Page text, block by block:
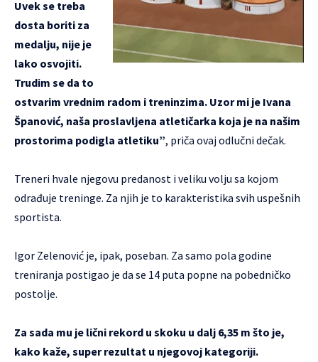
Uvek se treba
dosta boriti za
medalju, nije je
lako osvojiti.
Trudim se da to
ostvarim vrednim radom i treninzima. Uzor mi je Ivana
Španović, naša proslavljena atletičarka koja je na našim
prostorima podigla atletiku”, priča ovaj odlučni dečak.
Treneri hvale njegovu predanost i veliku volju sa kojom
odrađuje treninge. Za njih je to karakteristika svih uspešnih
sportista.
Igor Zelenović je, ipak, poseban. Za samo pola godine
treniranja postigao je da se 14 puta popne na pobedničko
postolje.
Za sada mu je lični rekord u skoku u dalj 6,35 m što je,
kako kaže, super rezultat u njegovoj kategoriji.